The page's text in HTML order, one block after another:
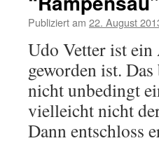
Publiziert am 22. August
Udo Vetter ist
geworden ist.
nicht unbedingt
vielleicht nicht
Dann entschloss